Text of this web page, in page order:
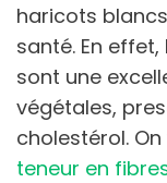
haricots
santé. En
sont une
végétales,
cholestérol.
teneur en